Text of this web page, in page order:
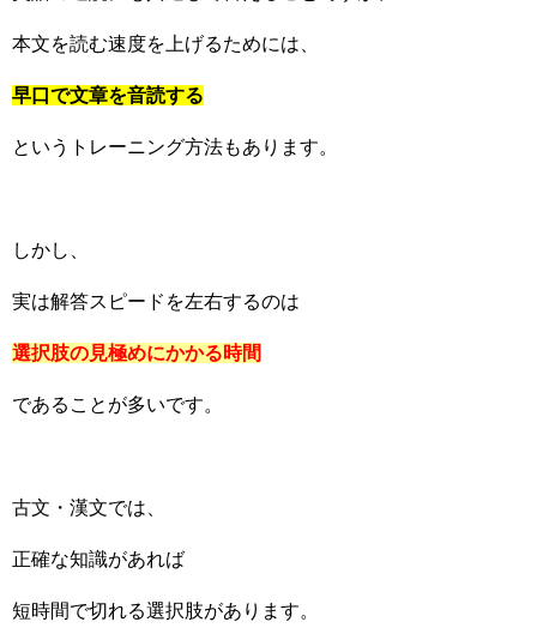
本文を読む速度を上げるためには、
早口で文章を音読する
というトレーニング方法もあります。
しかし、
実は解答スピードを左右するのは
選択肢の見極めにかかる時間
であることが多いです。
古文・漢文では、
正確な知識があれば
短時間で切れる選択肢があります。